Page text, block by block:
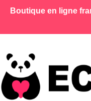
Boutique en ligne